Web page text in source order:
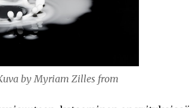
by Myriam Zilles from